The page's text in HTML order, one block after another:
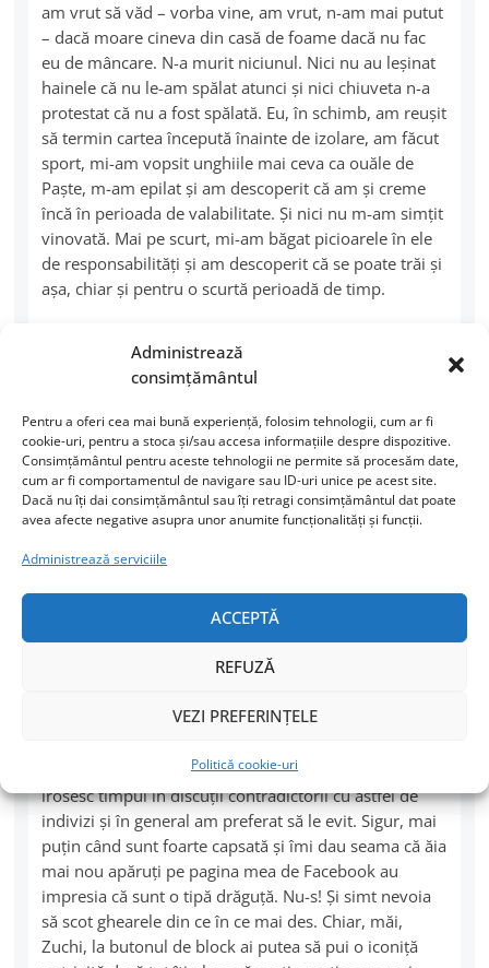
Administrează
consimțământul
Pentru a oferi cea mai bună experiență, folosim tehnologii, cum ar fi
cookie-uri, pentru a stoca și/sau accesa informațiile despre dispozitive.
Consimțământul pentru aceste tehnologii ne permite să procesăm date,
cum ar fi comportamentul de navigare sau ID-uri unice pe acest site.
Dacă nu îți dai consimțământul sau îți retragi consimțământul dat poate
avea afecte negative asupra unor anumite funcționalități și funcții.
Administrează serviciile
ACCEPTĂ
REFUZĂ
VEZI PREFERINȚELE
Politică cookie-uri
am vrut să văd – vorba vine, am vrut, n-am mai putut
– dacă moare cineva din casă de foame dacă nu fac
eu de mâncare. N-a murit niciunul. Nici nu au leşinat
hainele că nu le-am spălat atunci şi nici chiuveta n-a
protestat că nu a fost spălată. Eu, în schimb, am reuşit
să termin cartea începută înainte de izolare, am făcut
sport, mi-am vopsit unghiile mai ceva ca ouăle de
Paşte, m-am epilat şi am descoperit că am şi creme
încă în perioada de valabilitate. Şi nici nu m-am simţit
vinovată. Mai pe scurt, mi-am băgat picioarele în ele
de responsabilităţi şi am descoperit că se poate trăi şi
aşa, chiar şi pentru o scurtă perioadă de timp.
Am avut zile când am devorat ştirile şi postările din
Social Media, am avut zile când nu m-am atins de
televizor, iar pe telefon n-am pus mâna cu orele. Am
ieşit din bulă şi am văzut o mulţime de lucruri care m-
au scos din minţi. Am descoperit că tâmpiţii din
online sunt mai mulţi şi mai activi, că altfel nu-mi
explic afluxul de mesaje de la tot felul de cretini care
au impresia că messenger-ul e loc de agăţat. Atâta
când eram tânără şi înjuram live şi necenzurat
specimenele care au impresia că dacă mergi singură
pe stradă eşti la dispoziţia lor.
M-am oripilat când am realizat câţi oameni aleg să
mulţi sunt dintre aceiaşi care propovăduiesc
esenţiale. Mi-am dat seama că nu are rost să-mi
irosesc timpul în discuţii contradictorii cu astfel de
indivizi şi în general am preferat să le evit. Sigur, mai
puţin când sunt foarte capsată şi îmi dau seama că ăia
mai nou apăruţi pe pagina mea de Facebook au
impresia că sunt o tipă drăguţă. Nu-s! Şi simt nevoia
să scot ghearele din ce în ce mai des. Chiar, măi,
Zuchi, la butonul de block ai putea să pui o iconiţă